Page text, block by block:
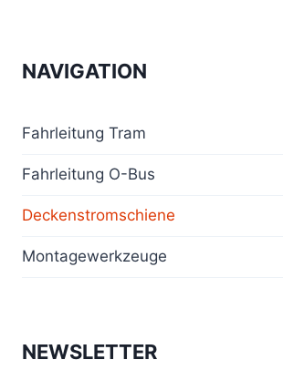
NAVIGATION
Fahrleitung Tram
Fahrleitung O-Bus
Deckenstromschiene
Montagewerkzeuge
NEWSLETTER